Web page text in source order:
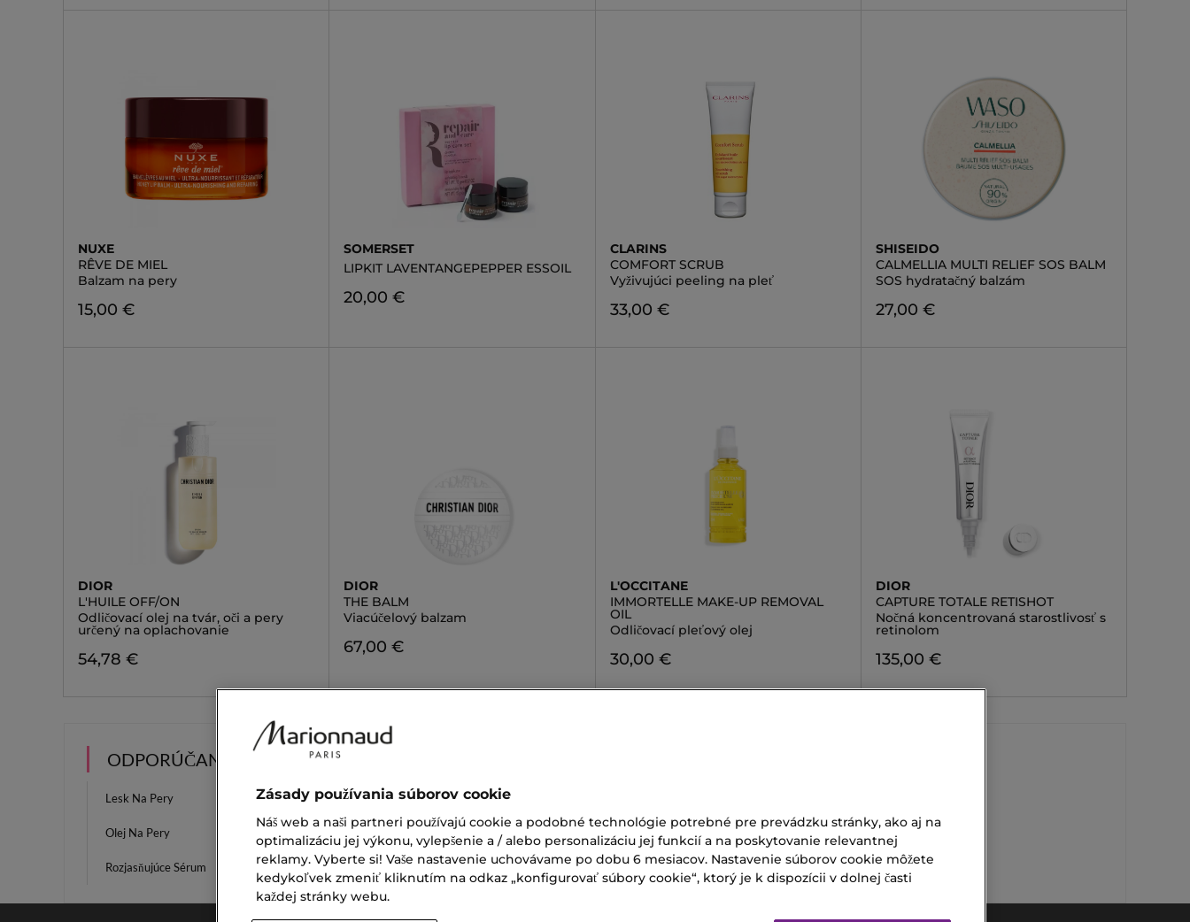
NUXE
RÊVE DE MIEL
Balzam na pery
15,00 €
SOMERSET
LIPKIT LAVENTANGEPEPPER ESSOIL
20,00 €
CLARINS
COMFORT SCRUB
Vyživujúci peeling na pleť
33,00 €
SHISEIDO
CALMELLIA MULTI RELIEF SOS BALM
SOS hydratačný balzám
27,00 €
DIOR
L'HUILE OFF/ON
Odličovací olej na tvár, oči a pery
určený na oplachovanie
54,78 €
DIOR
THE BALM
Viacúčelový balzam
67,00 €
L'OCCITANE
IMMORTELLE MAKE-UP REMOVAL
OIL
Odličovací pleťový olej
30,00 €
DIOR
CAPTURE TOTALE RETISHOT
Nočná koncentrovaná starostlivosť s
retinolom
135,00 €
ODPORÚČANIA
Lesk Na Pery Ceruzka Na Pery
Olej Na Pery Maskara Na Mihalnice Coach Parfum Pre Ženy Pánsky Antiperspirant
Rozjasňujúce Sérum Svieža Vôňa Dámska
Zásady používania súborov cookie
Náš web a naši partneri používajú cookie a podobné technológie potrebné pre prevádzku stránky, ako aj na
optimalizáciu jej výkonu, vylepšenie a / alebo personalizáciu jej funkcií a na poskytovanie relevantnej
reklamy. Vyberte si! Vaše nastavenie uchovávame po dobu 6 mesiacov. Nastavenie súborov cookie môžete
kedykoľvek zmeniť kliknutím na odkaz „konfigurovať súbory cookie“, ktorý je k dispozícii v dolnej časti
každej stránky webu.